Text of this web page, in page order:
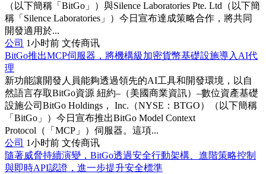
（以下簡稱「BitGo」）與Silence Laboratories Pte. Ltd（以下簡
稱「Silence Laboratories」）今日宣布達成策略合作，將共同
開發適用於...
公司 1小时前 文传商讯
BitGo推出MCP伺服器，將機構級加密貨幣基礎設施導入AI代
理
新功能讓開發人員能夠透過領先的AI工具和開發環境，以自
然語言存取BitGo資源 紐約–（美國商業資訊）–數位資產基礎
設施公司BitGo Holdings， Inc.（NYSE：BTGO）（以下簡稱
「BitGo」）今日宣布推出BitGo Model Context
Protocol（「MCP」）伺服器。這項...
公司 1小时前 文传商讯
隨著威脅持續演變，BitGo透過安全行動架構、進階策略控制
與即時API認證，進一步提升安全標準